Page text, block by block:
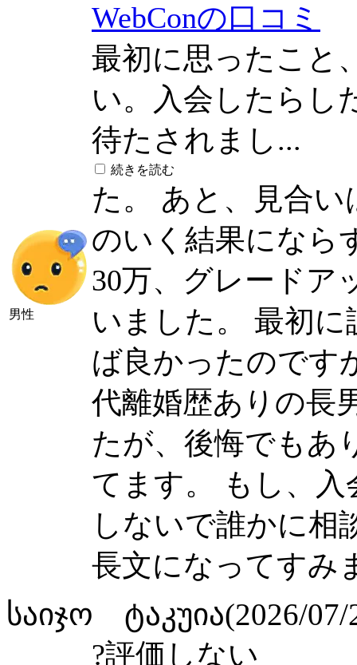
男性
WebConの口コミ
最初に思ったこと
い。入会したらし
待たされまし...
続きを読む
た。 あと、見合
のいく結果になら
30万、グレードア
いました。 最初
ば良かったのです
代離婚歴ありの長
たが、後悔でもあ
てます。 もし、
しないで誰かに相
長文になってすみ
საიჯო ტაკუია(2026/07/
?評価しない